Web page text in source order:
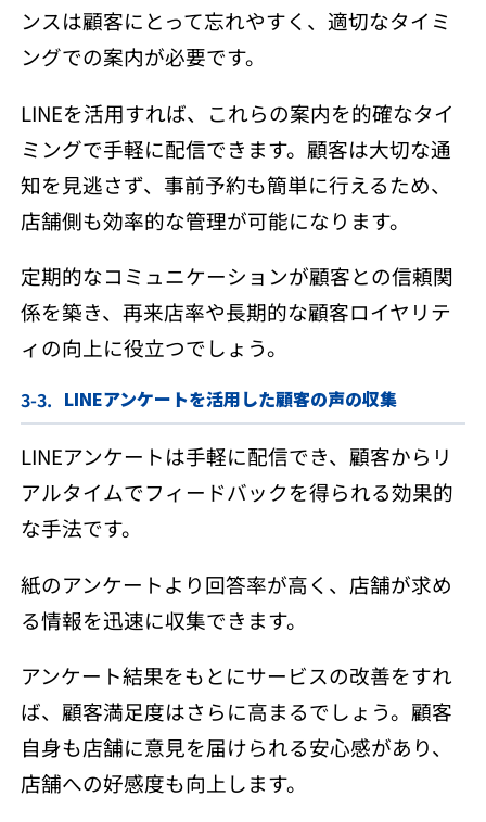
ンスは顧客にとって忘れやすく、適切なタイミ
ングでの案内が必要です。
LINEを活用すれば、これらの案内を的確なタイ
ミングで手軽に配信できます。顧客は大切な通
知を見逃さず、事前予約も簡単に行えるため、
店舗側も効率的な管理が可能になります。
定期的なコミュニケーションが顧客との信頼関
係を築き、再来店率や長期的な顧客ロイヤリテ
ィの向上に役立つでしょう。
LINEアンケートを活用した顧客の声の収集
LINEアンケートは手軽に配信でき、顧客からリ
アルタイムでフィードバックを得られる効果的
な手法です。
紙のアンケートより回答率が高く、店舗が求め
る情報を迅速に収集できます。
アンケート結果をもとにサービスの改善をすれ
ば、顧客満足度はさらに高まるでしょう。顧客
自身も店舗に意見を届けられる安心感があり、
店舗への好感度も向上します。